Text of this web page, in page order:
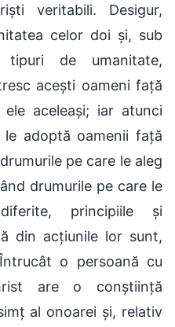
veritabili. Desigur,
celor doi și, sub
tipuri de umanitate,
acești oameni față
aceleași; iar atunci
adoptă oamenii față
pe care le aleg
drumurile pe care le
principiile și
din acțiunile lor sunt,
o persoană cu
are o conștiință
al onoarei și, relativ